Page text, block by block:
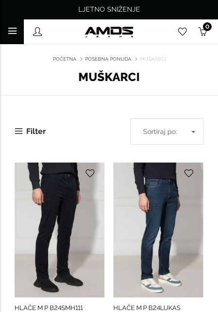
LJETNO SNIŽENJE
0
POČETNA POSEBNA PONUDA MUŠKARCI
MUŠKARCI
Filter
HLAČE M P B24SMH111
HLAČE M P B24LUKAS